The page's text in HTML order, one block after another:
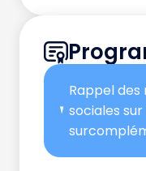
Rappel
sociales